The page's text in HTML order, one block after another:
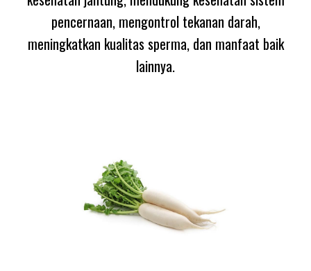
pencernaan, mengontrol tekanan darah,
meningkatkan kualitas sperma, dan manfaat baik
lainnya.